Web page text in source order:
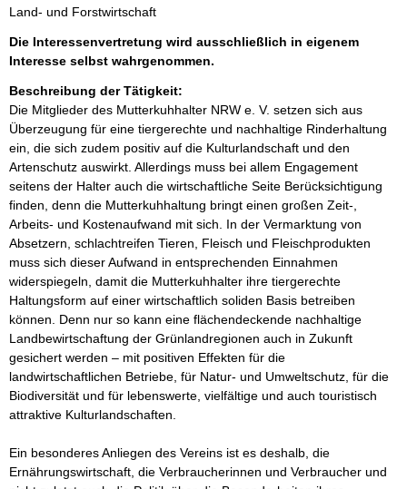
Land- und Forstwirtschaft
Die Interessenvertretung wird ausschließlich in eigenem
Interesse selbst wahrgenommen.
Beschreibung der Tätigkeit:
Die Mitglieder des Mutterkuhhalter NRW e. V. setzen sich aus
Überzeugung für eine tiergerechte und nachhaltige Rinderhaltung
ein, die sich zudem positiv auf die Kulturlandschaft und den
Artenschutz auswirkt. Allerdings muss bei allem Engagement
seitens der Halter auch die wirtschaftliche Seite Berücksichtigung
finden, denn die Mutterkuhhaltung bringt einen großen Zeit-,
Arbeits- und Kostenaufwand mit sich. In der Vermarktung von
Absetzern, schlachtreifen Tieren, Fleisch und Fleischprodukten
muss sich dieser Aufwand in entsprechenden Einnahmen
widerspiegeln, damit die Mutterkuhhalter ihre tiergerechte
Haltungsform auf einer wirtschaftlich soliden Basis betreiben
können. Denn nur so kann eine flächendeckende nachhaltige
Landbewirtschaftung der Grünlandregionen auch in Zukunft
gesichert werden – mit positiven Effekten für die
landwirtschaftlichen Betriebe, für Natur- und Umweltschutz, für die
Biodiversität und für lebenswerte, vielfältige und auch touristisch
attraktive Kulturlandschaften.
Ein besonderes Anliegen des Vereins ist es deshalb, die
Ernährungswirtschaft, die Verbraucherinnen und Verbraucher und